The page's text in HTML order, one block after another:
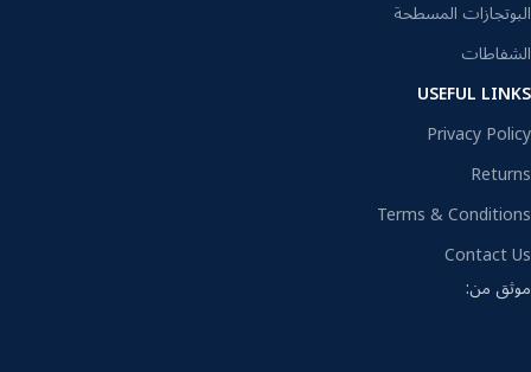
البوتجازات المسطحة
الشفاطات
USEFUL LINKS
Privacy Policy
Returns
Terms & Conditions
Contact Us
موثق من: